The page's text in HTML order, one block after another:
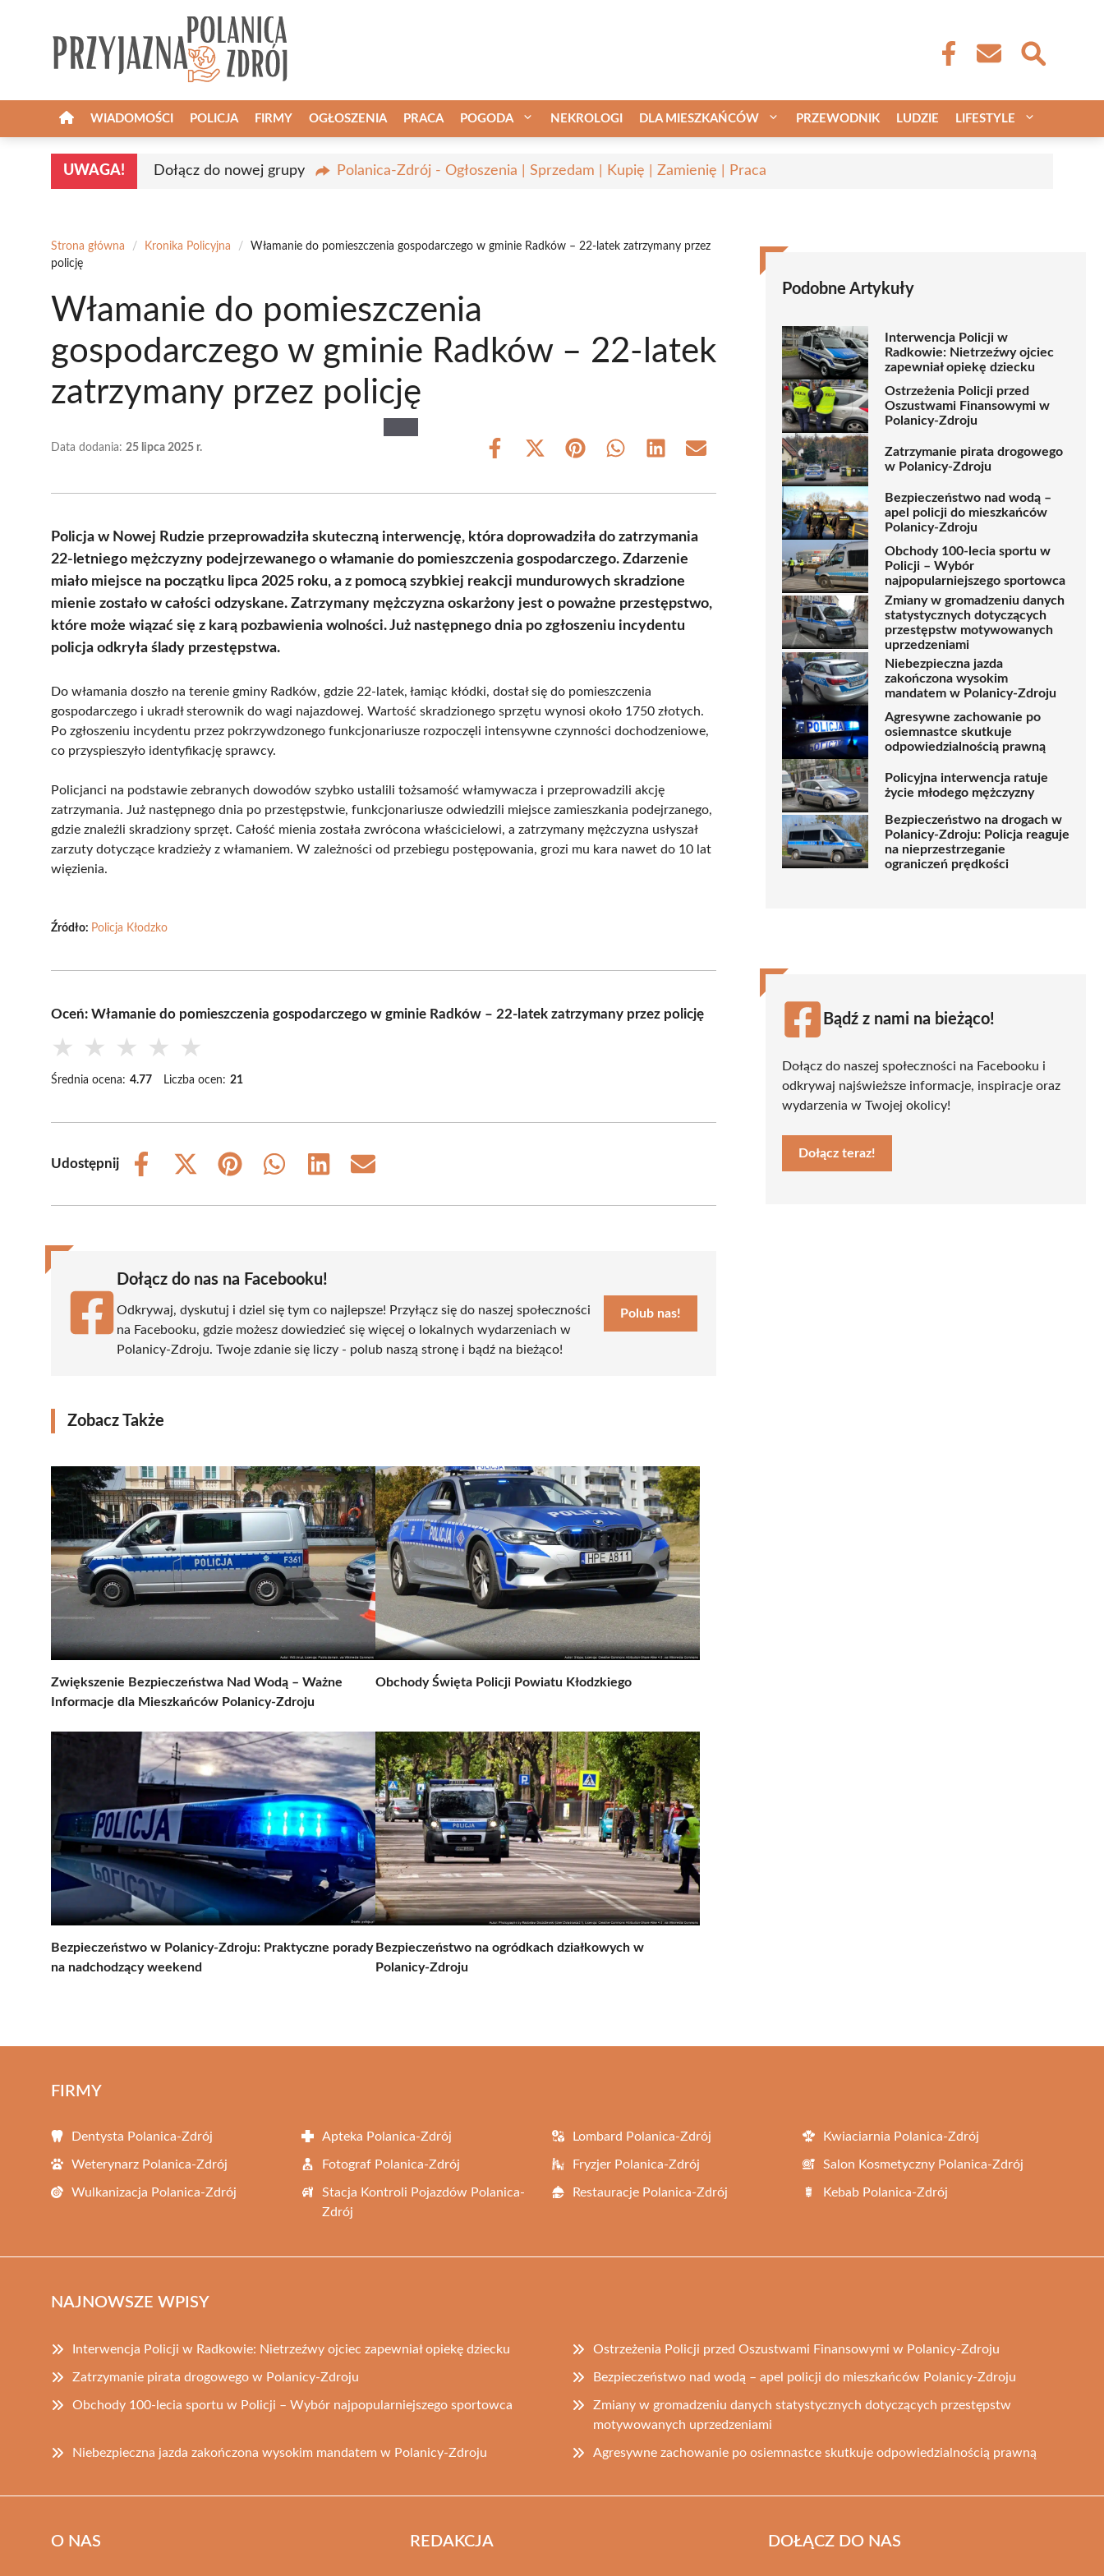
WIADOMOŚCI POLICJA FIRMY OGŁOSZENIA PRACA POGODA NEKROLOGI DLA MIESZKAŃCÓW PRZEWODNIK LUDZIE LIFESTYLE
UWAGA! Dołącz do nowej grupy Polanica-Zdrój - Ogłoszenia | Sprzedam | Kupię | Zamienię | Praca
Strona główna / Kronika Policyjna /
Włamanie do pomieszczenia gospodarczego w gminie Radków – 22-latek zatrzymany przez
policję
Włamanie do pomieszczenia
gospodarczego w gminie Radków – 22-latek
zatrzymany przez policję
Data dodania: 25 lipca 2025 r.
Share
Share
(Twitter)
Share Share Share Share
Policja w Nowej Rudzie przeprowadziła skuteczną interwencję, która doprowadziła do zatrzymania
22-letniego mężczyzny podejrzewanego o włamanie do pomieszczenia gospodarczego. Zdarzenie
miało miejsce na początku lipca 2025 roku, a z pomocą szybkiej reakcji mundurowych skradzione
mienie zostało w całości odzyskane. Zatrzymany mężczyzna oskarżony jest o poważne przestępstwo,
które może wiązać się z karą pozbawienia wolności. Już następnego dnia po zgłoszeniu incydentu
policja odkryła ślady przestępstwa.
Do włamania doszło na terenie gminy Radków, gdzie 22-latek, łamiąc kłódki, dostał się do pomieszczenia
gospodarczego i ukradł sterownik do wagi najazdowej. Wartość skradzionego sprzętu wynosi około 1750 złotych.
Po zgłoszeniu incydentu przez pokrzywdzonego funkcjonariusze rozpoczęli intensywne czynności dochodzeniowe,
co przyspieszyło identyfikację sprawcy.
Policjanci na podstawie zebranych dowodów szybko ustalili tożsamość włamywacza i przeprowadzili akcję
zatrzymania. Już następnego dnia po przestępstwie, funkcjonariusze odwiedzili miejsce zamieszkania podejrzanego,
gdzie znaleźli skradziony sprzęt. Całość mienia została zwrócona właścicielowi, a zatrzymany mężczyzna usłyszał
zarzuty dotyczące kradzieży z włamaniem. W zależności od przebiegu postępowania, grozi mu kara nawet do 10 lat
więzienia.
Źródło: Policja Kłodzko
Oceń: Włamanie do pomieszczenia gospodarczego w gminie Radków – 22-latek zatrzymany przez policję
★ ★ ★ ★ ★
Średnia ocena: 4.77 Liczba ocen: 21
Udostępnij
Share
Share
(Twitter)
Share
Share
Share
Share
Dołącz do nas na Facebooku!
Odkrywaj, dyskutuj i dziel się tym co najlepsze! Przyłącz się do naszej społeczności
na Facebooku, gdzie możesz dowiedzieć się więcej o lokalnych wydarzeniach w
Polanicy-Zdroju. Twoje zdanie się liczy - polub naszą stronę i bądź na bieżąco!
Polub nas!
Zobacz Także
Zwiększenie Bezpieczeństwa Nad Wodą – Ważne
Informacje dla Mieszkańców Polanicy-Zdroju
Obchody Święta Policji Powiatu Kłodzkiego
Bezpieczeństwo w Polanicy-Zdroju: Praktyczne porady
na nadchodzący weekend
Bezpieczeństwo na ogródkach działkowych w
Polanicy-Zdroju
Podobne Artykuły
Interwencja Policji w
Radkowie: Nietrzeźwy ojciec
zapewniał opiekę dziecku
Ostrzeżenia Policji przed
Oszustwami Finansowymi w
Polanicy-Zdroju
Zatrzymanie pirata drogowego
w Polanicy-Zdroju
Bezpieczeństwo nad wodą –
apel policji do mieszkańców
Polanicy-Zdroju
Obchody 100-lecia sportu w
Policji – Wybór
najpopularniejszego sportowca
Zmiany w gromadzeniu danych
statystycznych dotyczących
przestępstw motywowanych
uprzedzeniami
Niebezpieczna jazda
zakończona wysokim
mandatem w Polanicy-Zdroju
Agresywne zachowanie po
osiemnastce skutkuje
odpowiedzialnością prawną
Policyjna interwencja ratuje
życie młodego mężczyzny
Bezpieczeństwo na drogach w
Polanicy-Zdroju: Policja reaguje
na nieprzestrzeganie
ograniczeń prędkości
Bądź z nami na bieżąco!
Dołącz do naszej społeczności na Facebooku i
odkrywaj najświeższe informacje, inspiracje oraz
wydarzenia w Twojej okolicy!
Dołącz teraz!
FIRMY
Dentysta Polanica-Zdrój Apteka Polanica-Zdrój Lombard Polanica-Zdrój Kwiaciarnia Polanica-Zdrój
Weterynarz Polanica-Zdrój Fotograf Polanica-Zdrój Fryzjer Polanica-Zdrój Salon Kosmetyczny Polanica-Zdrój
Wulkanizacja Polanica-Zdrój
Stacja Kontroli Pojazdów Polanica-
Zdrój
Restauracje Polanica-Zdrój Kebab Polanica-Zdrój
NAJNOWSZE WPISY
Interwencja Policji w Radkowie: Nietrzeźwy ojciec zapewniał opiekę dziecku Ostrzeżenia Policji przed Oszustwami Finansowymi w Polanicy-Zdroju
Zatrzymanie pirata drogowego w Polanicy-Zdroju Bezpieczeństwo nad wodą – apel policji do mieszkańców Polanicy-Zdroju
Obchody 100-lecia sportu w Policji – Wybór najpopularniejszego sportowca
Zmiany w gromadzeniu danych statystycznych dotyczących przestępstw
motywowanych uprzedzeniami
Niebezpieczna jazda zakończona wysokim mandatem w Polanicy-Zdroju Agresywne zachowanie po osiemnastce skutkuje odpowiedzialnością prawną
O NAS REDAKCJA DOŁĄCZ DO NAS